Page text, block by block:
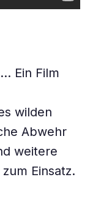
Ein Film
wilden
Abwehr
weitere
Einsatz.